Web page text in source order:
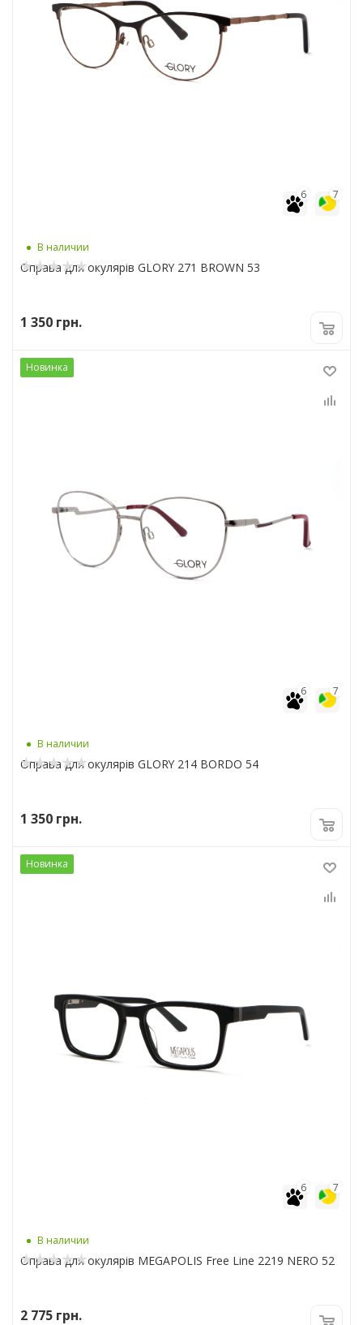
7
6
В наличии
Оправа для окулярів GLORY 271 BROWN 53
1 350 грн.
Новинка
7
6
В наличии
Оправа для окулярів GLORY 214 BORDO 54
1 350 грн.
Новинка
7
6
В наличии
Оправа для окулярів MEGAPOLIS Free Line 2219 NERO 52
2 775 грн.